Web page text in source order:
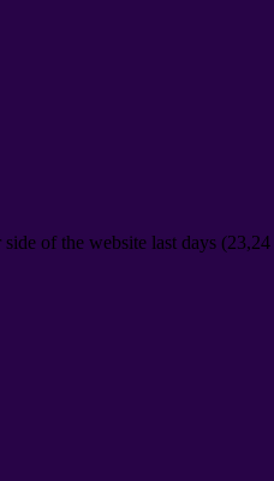
of the website last days (23,24